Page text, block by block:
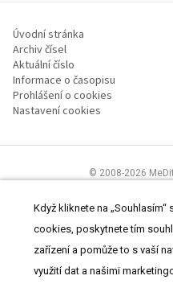
Úvodní stránka
Archiv čísel
Aktuální číslo
Informace o časopisu
Prohlášení o cookies
Nastavení cookies
© 2008-2026
zdravotnictví.Čtěte prohlášenía
Když kliknete na
cookies, poskytnete tím
zařízení a pomůže to s vaší
využití dat a našimi